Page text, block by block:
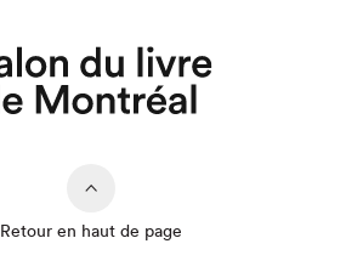
Retour en haut de page